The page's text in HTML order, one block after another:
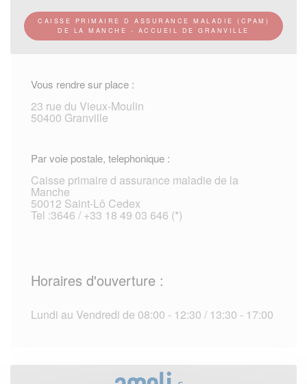
CAISSE PRIMAIRE D ASSURANCE MALADIE (CPAM)
DE LA MANCHE - ACCUEIL DE GRANVILLE
Vous rendre sur place :
23 rue du Vieux-Moulin
50400 Granville
Par voie postale, telephonique :
Caisse primaire d assurance maladie de la
Manche
50012 Saint-Lô Cedex
Tel :3646 / +33 18 49 03 646 (*)
Horaires d'ouverture :
Lundi au Vendredi de 08:00 - 12:30 / 13:30 - 17:00